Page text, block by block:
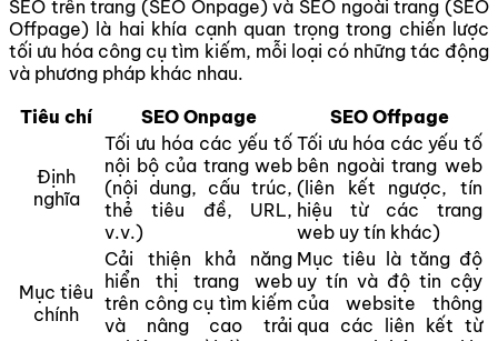
SEO trên trang (SEO Onpage) và SEO ngoài trang (SEO
Offpage) là hai khía cạnh quan trọng trong chiến lược
tối ưu hóa công cụ tìm kiếm, mỗi loại có những tác động
và phương pháp khác nhau.
Tiêu chí
SEO Onpage SEO Offpage
Định
nghĩa
Tối ưu hóa các yếu tố
nội bộ của trang web
(nội dung, cấu trúc,
thẻ tiêu đề, URL,
v.v.)
Tối ưu hóa các yếu tố
bên ngoài trang web
(liên kết ngược, tín
hiệu từ các trang
web uy tín khác)
Mục tiêu
chính
Cải thiện khả năng
hiển thị trang web
trên công cụ tìm kiếm
và nâng cao trải
Mục tiêu là tăng độ
uy tín và độ tin cậy
của website thông
qua các liên kết từ